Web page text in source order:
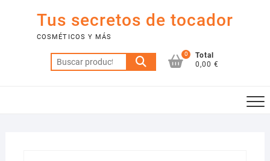
contenido
Tus secretos de tocador
COSMÉTICOS Y MÁS
Buscar
por:
0
Total
0,00 €